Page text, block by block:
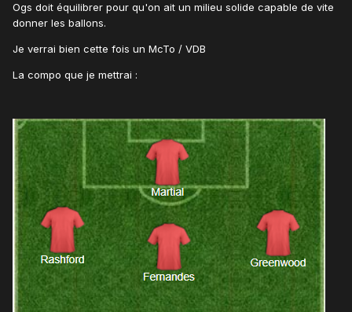
Ogs doit équilibrer pour qu'on ait un milieu solide capable de vite
donner les ballons.
Je verrai bien cette fois un McTo / VDB
La compo que je mettrai :